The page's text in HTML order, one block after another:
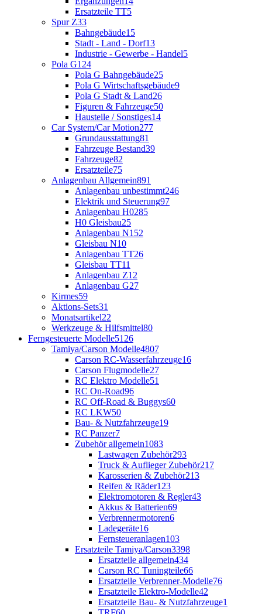
Ersatzteile TT5
Spur Z33
Bahngebäude15
Stadt - Land - Dorf13
Industrie - Gewerbe - Handel5
Pola G124
Pola G Bahngebäude25
Pola G Wirtschaftsgebäude9
Pola G Stadt & Land26
Figuren & Fahrzeuge50
Hausteile / Sonstiges14
Car System/Car Motion277
Grundausstattung81
Fahrzeuge Bestand39
Fahrzeuge82
Ersatzteile75
Anlagenbau Allgemein891
Anlagenbau unbestimmt246
Elektrik und Steuerung97
Anlagenbau H0285
H0 Gleisbau25
Anlagenbau N152
Gleisbau N10
Anlagenbau TT26
Gleisbau TT11
Anlagenbau Z12
Anlagenbau G27
Kirmes59
Aktions-Sets31
Monatsartikel22
Werkzeuge & Hilfsmittel80
Ferngesteuerte Modelle5126
Tamiya/Carson Modelle4807
Carson RC-Wasserfahrzeuge16
Carson Flugmodelle27
RC Elektro Modelle51
RC On-Road96
RC Off-Road & Buggys60
RC LKW50
Bau- & Nutzfahrzeuge19
RC Panzer7
Zubehör allgemein1083
Lastwagen Zubehör293
Truck & Auflieger Zubehör217
Karosserien & Zubehör213
Reifen & Räder123
Elektromotoren & Regler43
Akkus & Batterien69
Verbrennermotoren6
Ladegeräte16
Fernsteueranlagen103
Ersatzteile Tamiya/Carson3398
Ersatzteile allgemein434
Carson RC Tuningteile66
Ersatzteile Verbrenner-Modelle76
Ersatzteile Elektro-Modelle42
Ersatzteile Bau- & Nutzfahrzeuge1